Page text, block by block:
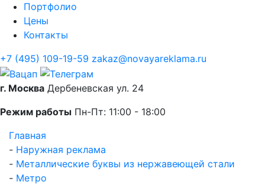
Портфолио
Цены
Контакты
+7 (495) 109-19-59 zakaz@novayareklama.ru
г. Москва Дербеневская ул. 24
Режим работы Пн-Пт: 11:00 - 18:00
Главная
- Наружная реклама
- Металлические буквы из нержавеющей стали
- Метро